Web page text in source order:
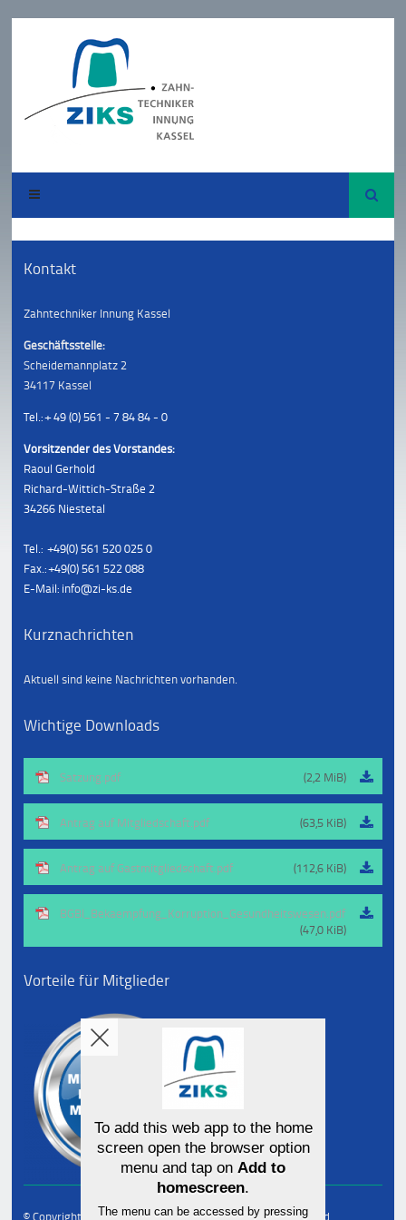
Suche
Kontakt
Zahntechniker Innung Kassel
Geschäftsstelle:
Scheidemannplatz 2
34117 Kassel
Tel.: + 49 (0) 561 - 7 84 84 - 0
Vorsitzender des Vorstandes:
Raoul Gerhold
Richard-Wittich-Straße 2
34266 Niestetal
Tel.: +49(0) 561 520 025 0
Fax.: +49(0) 561 522 088
E-Mail: info@zi-ks.de
Kurznachrichten
Aktuell sind keine Nachrichten vorhanden.
Wichtige Downloads
Satzung.pdf (2,2 MiB)
Antrag auf Mitgliedschaft.pdf (63,5 KiB)
Antrag auf Gastmitgliedschaft.pdf (112,6 KiB)
BGBl_Bekaempfung_Korruption_Gesundheitswesen.pdf
(47,0 KiB)
Vorteile für Mitglieder